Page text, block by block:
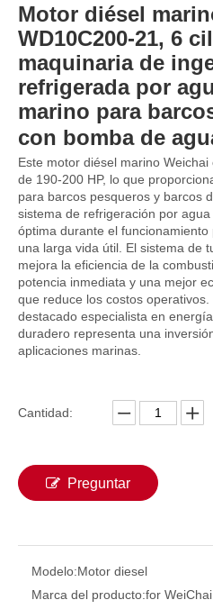
230hp-260hp 1800rpm-2200rpm 6CT 6CTA8.3 para motor diésel marino refrigerado por agua Weichai para barcos con bomba de agua industrial refrigeración por agua poseenfriamiento turboalimentado
Motor diésel
WD10C200-21, 6
maquinaria de
refrigerada por
marino para
con bomba de
Este motor diésel marino
de 190-200 HP, lo que
para barcos pesqueros y barcos
sistema de refrigeración por
óptima durante el
una larga vida útil. El sistema de
mejora la eficiencia de la
potencia inmediata y una mejor
que reduce los costos
destacado especialista en
duradero representa una
aplicaciones marinas.
Cantidad:
Preguntar
Modelo:Motor diesel
Marca del producto:for WeiChai